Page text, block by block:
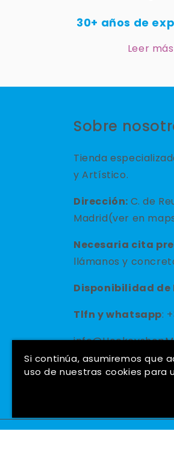
30+ años de
Leer más
Sobre
Tienda
y Artístico.
Dirección: C. de
Madrid(ver en
Necesaria cita
llámanos y
Disponibilidad de
Tlfn ywhatsapp:
Si continúa, asumiremos que
uso de nuestras cookies para